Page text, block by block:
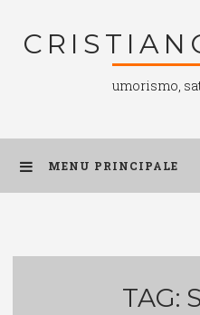
umorismo,
MENU PRINCIPALE
TAG: